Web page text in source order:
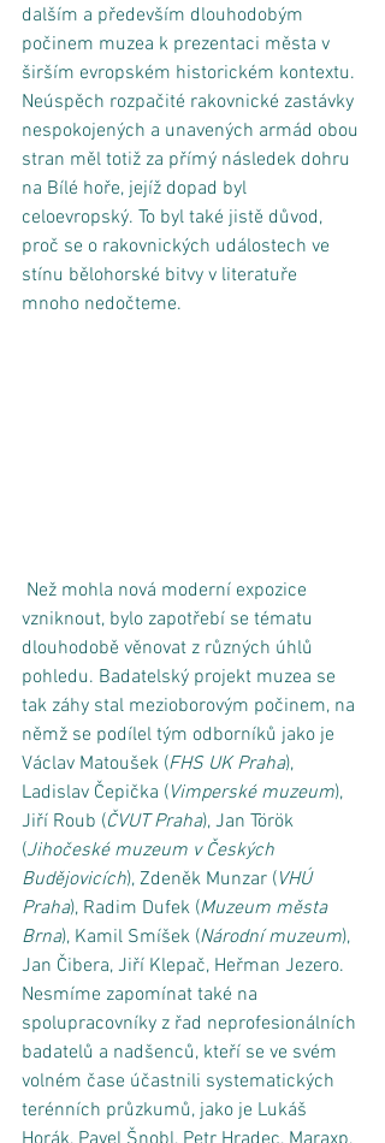
dalším a především dlouhodobým
počinem muzea k prezentaci města v
širším evropském historickém kontextu.
Neúspěch rozpačité rakovnické zastávky
nespokojených a unavených armád obou
stran měl totiž za přímý následek dohru
na Bílé hoře, jejíž dopad byl
celoevropský. To byl také jistě důvod,
proč se o rakovnických událostech ve
stínu bělohorské bitvy v literatuře
mnoho nedočteme.
vzniknout, bylo zapotřebí se tématu
dlouhodobě věnovat z různých úhlů
pohledu. Badatelský projekt muzea se
tak záhy stal mezioborovým počinem, na
němž se podílel tým odborníků jako je
Václav Matoušek (FHS UK Praha),
Ladislav Čepička (Vimperské muzeum),
Jiří Roub (ČVUT Praha), Jan Török
(Jihočeské muzeum v Českých
Budějovicích), Zdeněk Munzar (VHÚ
Praha), Radim Dufek (Muzeum města
Brna), Kamil Smíšek (Národní muzeum),
Jan Čibera, Jiří Klepač, Heřman Jezero.
Nesmíme zapomínat také na
spolupracovníky z řad neprofesionálních
badatelů a nadšenců, kteří se ve svém
volném čase účastnili systematických
terénních průzkumů, jako je Lukáš